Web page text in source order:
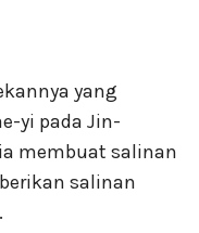
yang
yi pada Jin-
membuat salinan
salinan